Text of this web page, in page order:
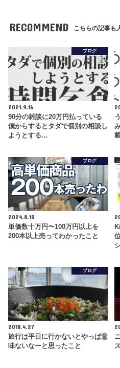
RECOMMEND こちらの記事も
ブログ
2021.9.16
90分の雑談に20万円払っている
僕からするとタダで個別の相談し
ようとする…
ブログ
2024.8.10
単価数十万円〜100万円以上を
200本以上売ってわかったこと
ブログ
2018.4.27
旅行は平日に行かないとやっぱ意
味ないなーと思ったこと